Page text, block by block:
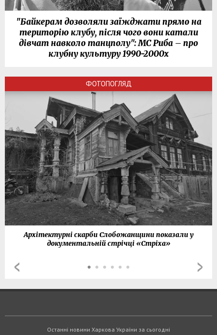
"Байкерам дозволяли заїжджати прямо на
територію клубу, після чого вони катали
дівчат навколо танцполу": МС Риба – про
клубну культуру 1990-2000х
ФОТОПОГЛЯД
Архітектурні скарби Слобожанщини показали у
документальній стрічці «Стріха»
Останні новини Харкова України за сьогодні